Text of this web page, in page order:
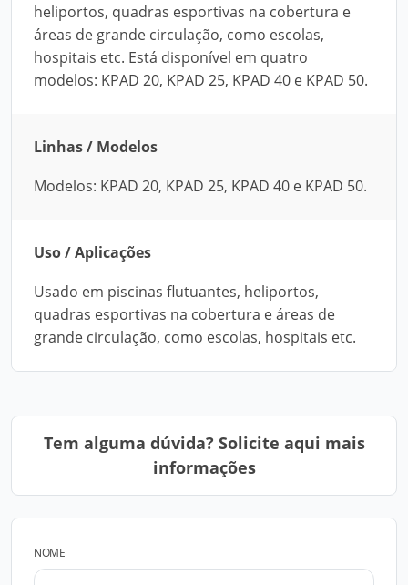
heliportos, quadras esportivas na cobertura e
áreas de grande circulação, como escolas,
hospitais etc. Está disponível em quatro
modelos: KPAD 20, KPAD 25, KPAD 40 e KPAD 50.
Linhas / Modelos
Modelos: KPAD 20, KPAD 25, KPAD 40 e KPAD 50.
Uso / Aplicações
Usado em piscinas flutuantes, heliportos,
quadras esportivas na cobertura e áreas de
grande circulação, como escolas, hospitais etc.
Tem alguma dúvida? Solicite aqui mais
informações
NOME